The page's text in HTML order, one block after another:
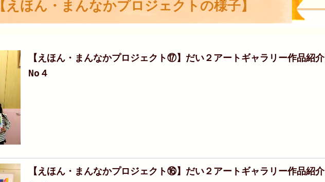
【えほん・まんなかプロジェクトの様子】
【えほん・まんなかプロジェクト⑰】だい２アートギャラリー作品紹介
No４
【えほん・まんなかプロジェクト⑯】だい２アートギャラリー作品紹介